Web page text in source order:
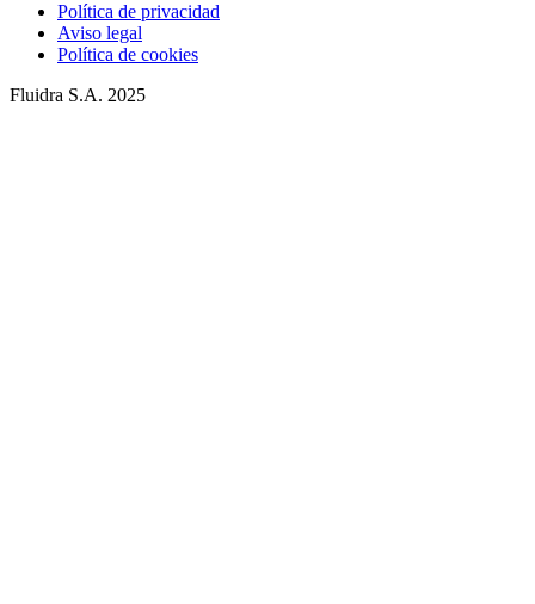
Política de privacidad
Aviso legal
Política de cookies
Fluidra S.A. 2025